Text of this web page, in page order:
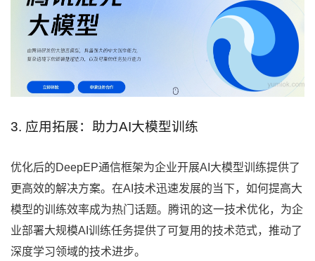
3. 应用拓展：助力AI大模型训练
优化后的DeepEP通信框架为企业开展AI大模型训练提供了
更高效的解决方案。在AI技术迅速发展的当下，如何提高大
模型的训练效率成为热门话题。腾讯的这一技术优化，为企
业部署大规模AI训练任务提供了可复用的技术范式，推动了
深度学习领域的技术进步。